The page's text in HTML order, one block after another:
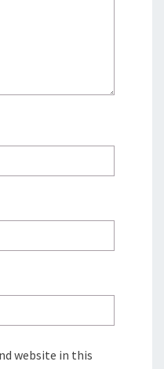
website in this